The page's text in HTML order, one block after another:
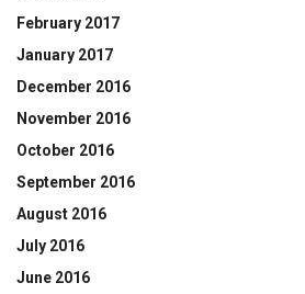
February 2017
January 2017
December 2016
November 2016
October 2016
September 2016
August 2016
July 2016
June 2016